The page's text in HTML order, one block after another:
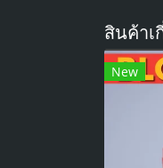
สินค้าเ
New